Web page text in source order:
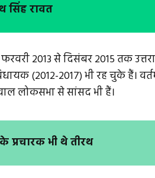
सिंह रावत
2013 से दिसंबर 2015 तक
(2012-2017) भी रह चुके हैं।
लोकसभा से सांसद भी हैं।
भी थे तीरथ